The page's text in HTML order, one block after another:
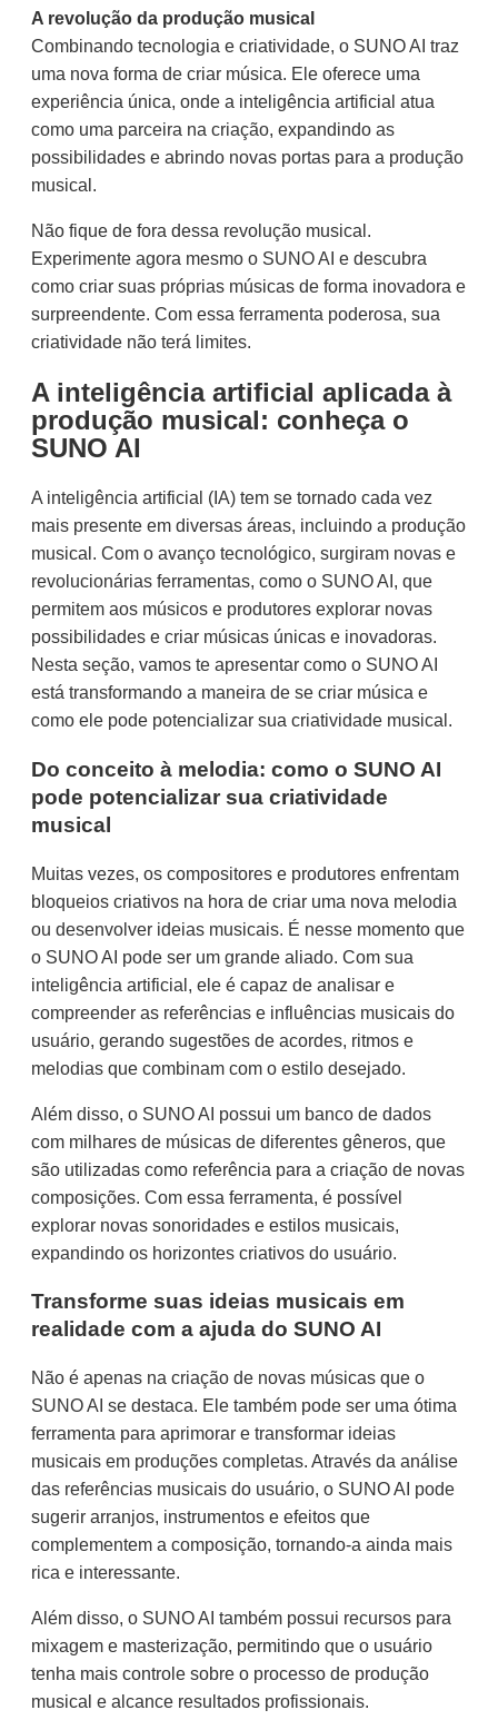
A revolução da produção musical
Combinando tecnologia e criatividade, o SUNO AI traz
uma nova forma de criar música. Ele oferece uma
experiência única, onde a inteligência artificial atua
como uma parceira na criação, expandindo as
possibilidades e abrindo novas portas para a produção
musical.
Não fique de fora dessa revolução musical.
Experimente agora mesmo o SUNO AI e descubra
como criar suas próprias músicas de forma inovadora e
surpreendente. Com essa ferramenta poderosa, sua
criatividade não terá limites.
A inteligência artificial aplicada à
produção musical: conheça o
SUNO AI
A inteligência artificial (IA) tem se tornado cada vez
mais presente em diversas áreas, incluindo a produção
musical. Com o avanço tecnológico, surgiram novas e
revolucionárias ferramentas, como o SUNO AI, que
permitem aos músicos e produtores explorar novas
possibilidades e criar músicas únicas e inovadoras.
Nesta seção, vamos te apresentar como o SUNO AI
está transformando a maneira de se criar música e
como ele pode potencializar sua criatividade musical.
Do conceito à melodia: como o SUNO AI
pode potencializar sua criatividade
musical
Muitas vezes, os compositores e produtores enfrentam
bloqueios criativos na hora de criar uma nova melodia
ou desenvolver ideias musicais. É nesse momento que
o SUNO AI pode ser um grande aliado. Com sua
inteligência artificial, ele é capaz de analisar e
compreender as referências e influências musicais do
usuário, gerando sugestões de acordes, ritmos e
melodias que combinam com o estilo desejado.
Além disso, o SUNO AI possui um banco de dados
com milhares de músicas de diferentes gêneros, que
são utilizadas como referência para a criação de novas
composições. Com essa ferramenta, é possível
explorar novas sonoridades e estilos musicais,
expandindo os horizontes criativos do usuário.
Transforme suas ideias musicais em
realidade com a ajuda do SUNO AI
Não é apenas na criação de novas músicas que o
SUNO AI se destaca. Ele também pode ser uma ótima
ferramenta para aprimorar e transformar ideias
musicais em produções completas. Através da análise
das referências musicais do usuário, o SUNO AI pode
sugerir arranjos, instrumentos e efeitos que
complementem a composição, tornando-a ainda mais
rica e interessante.
Além disso, o SUNO AI também possui recursos para
mixagem e masterização, permitindo que o usuário
tenha mais controle sobre o processo de produção
musical e alcance resultados profissionais.